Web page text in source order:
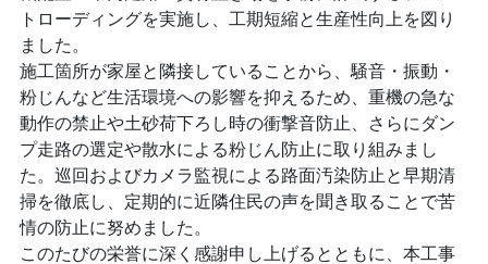
トローディングを実施し、工期短縮と生産性向上を図り
ました。
施工箇所が家屋と隣接していることから、騒音・振動・
粉じんなど生活環境への影響を抑えるため、重機の急な
動作の禁止や土砂荷下ろし時の衝撃音防止、さらにダン
プ走路の選定や散水による粉じん防止に取り組みまし
た。巡回およびカメラ監視による路面汚染防止と早期清
掃を徹底し、定期的に近隣住民の声を聞き取ることで苦
情の防止に努めました。
このたびの栄誉に深く感謝申し上げるとともに、本工事